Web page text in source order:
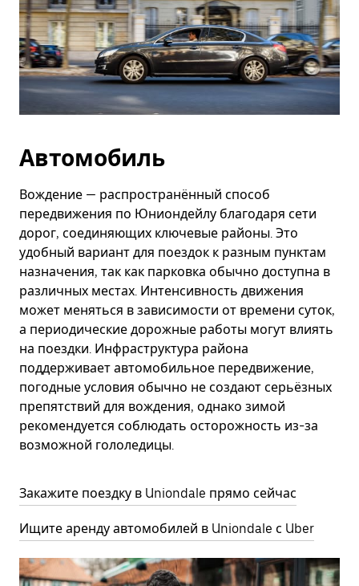
Автомобиль
Вождение — распространённый способ
передвижения по Юниондейлу благодаря сети
дорог, соединяющих ключевые районы. Это
удобный вариант для поездок к разным пунктам
назначения, так как парковка обычно доступна в
различных местах. Интенсивность движения
может меняться в зависимости от времени суток,
а периодические дорожные работы могут влиять
на поездки. Инфраструктура района
поддерживает автомобильное передвижение,
погодные условия обычно не создают серьёзных
препятствий для вождения, однако зимой
рекомендуется соблюдать осторожность из-за
возможной гололедицы.
Закажите поездку в Uniondale прямо сейчас
Ищите аренду автомобилей в Uniondale с Uber